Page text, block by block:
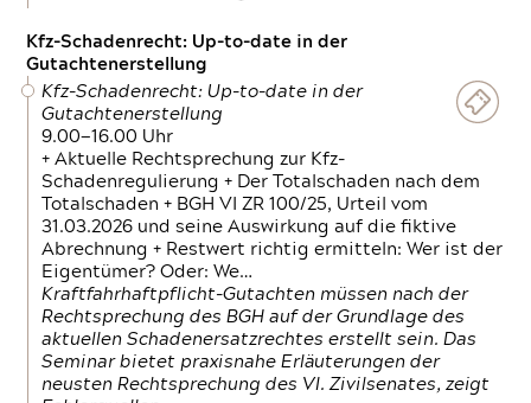
Kfz-Schadenrecht: Up-to-date in der
Gutachtenerstellung
Kfz-Schadenrecht: Up-to-date in der
Gutachtenerstellung
9.00—16.00 Uhr
+ Aktuelle Rechtsprechung zur Kfz-
Schadenregulierung + Der Totalschaden nach dem
Totalschaden + BGH VI ZR 100/25, Urteil vom
31.03.2026 und seine Auswirkung auf die fiktive
Abrechnung + Restwert richtig ermitteln: Wer ist der
Eigentümer? Oder: We…
Kraftfahrhaftpflicht-Gutachten müssen nach der
Rechtsprechung des BGH auf der Grundlage des
aktuellen Schadenersatzrechtes erstellt sein. Das
Seminar bietet praxisnahe Erläuterungen der
neusten Rechtsprechung des VI. Zivilsenates, zeigt